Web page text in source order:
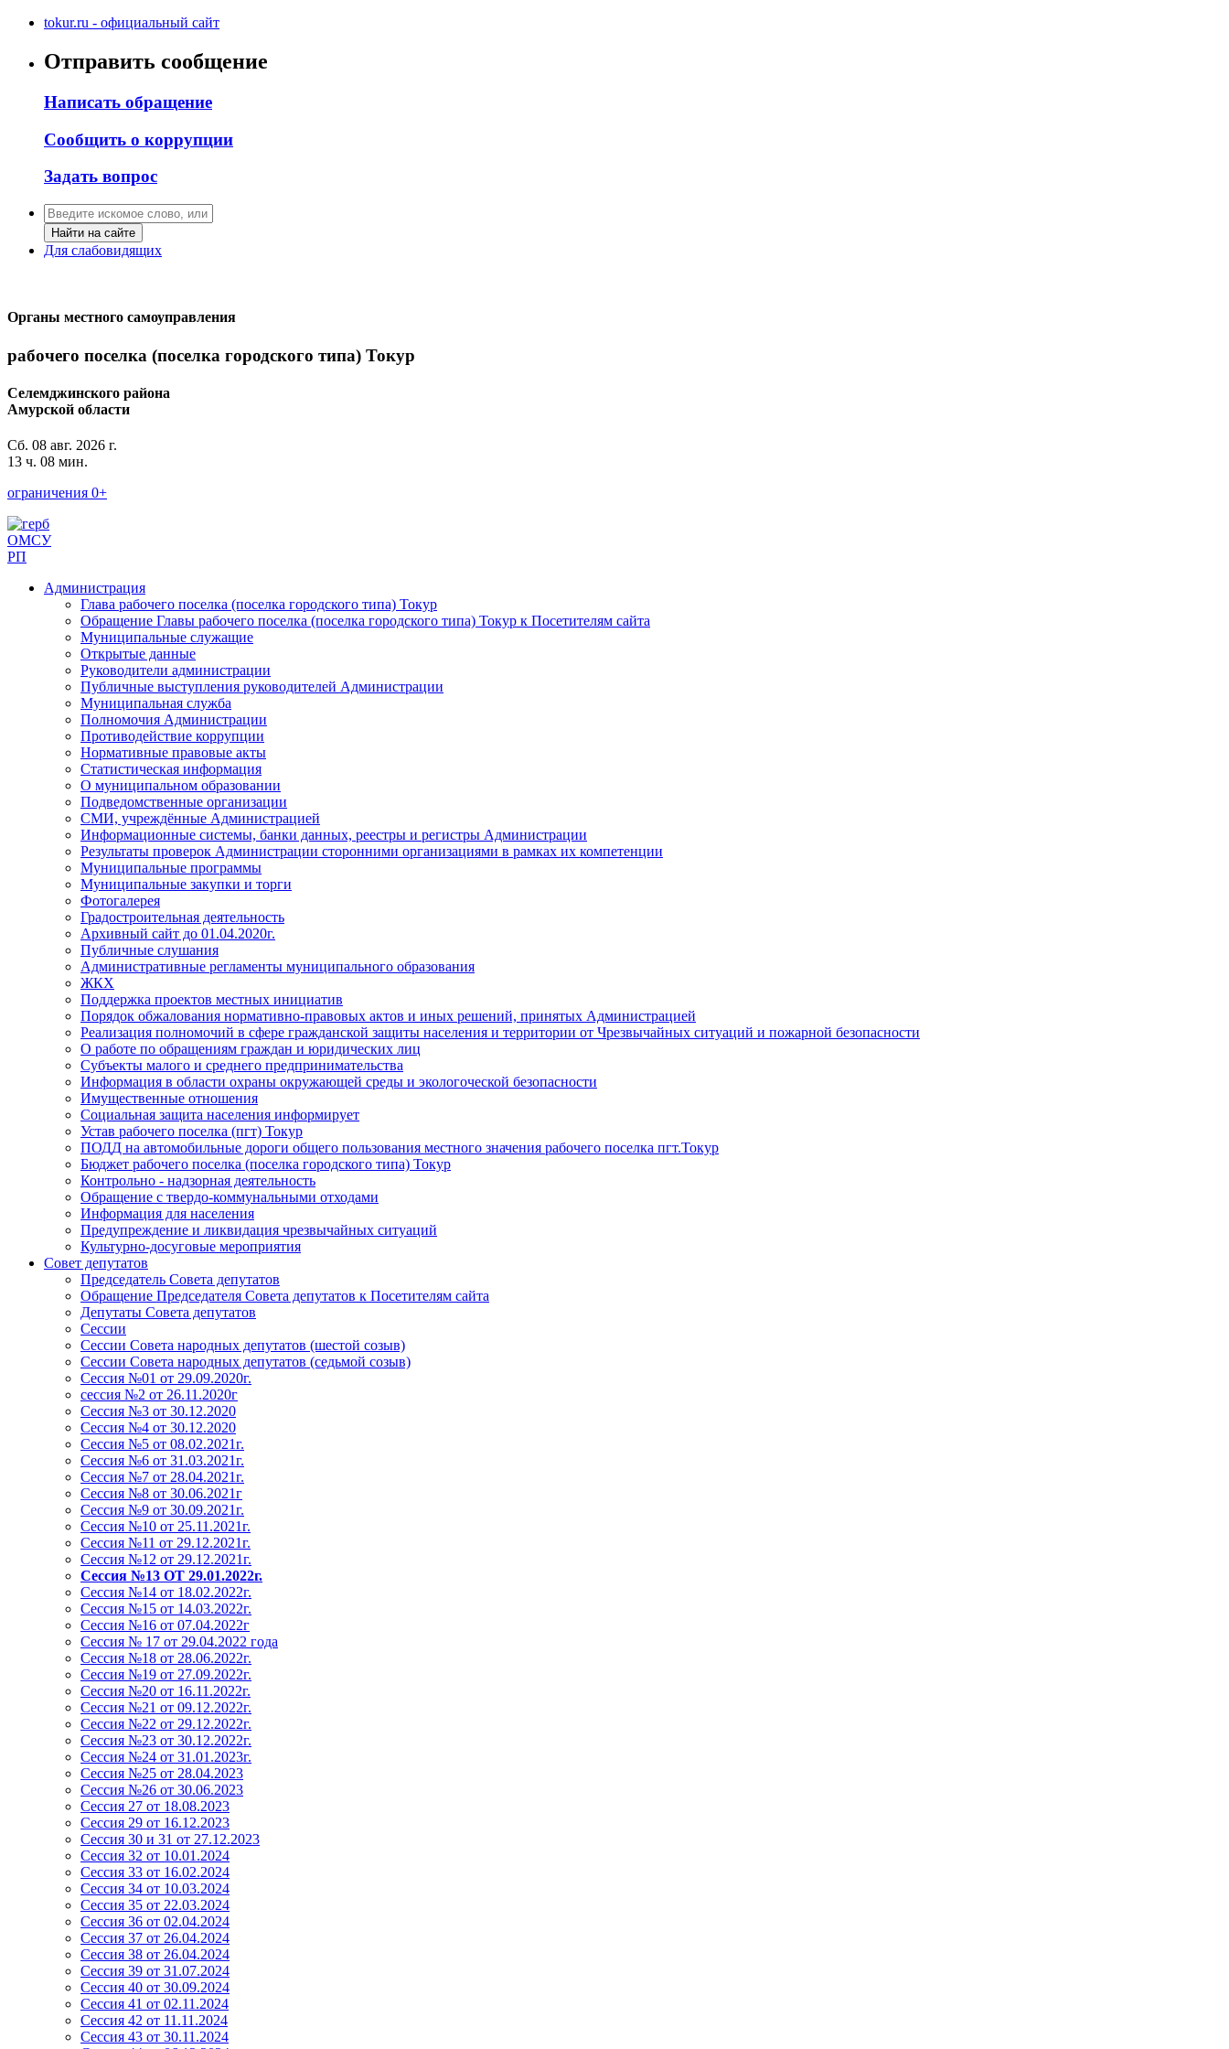
tokur.ru - официальный сайт
Отправить сообщение
Написать обращение
Сообщить о коррупции
Задать вопрос
Найти на сайте
Для слабовидящих
Органы местного самоуправления
рабочего поселка (поселка городского типа) Токур
Селемджинского района
Амурской области
Сб. 08 авг. 2026 г.
13 ч. 08 мин.
ограничения 0+
ОМСУ
РП
Администрация
Глава рабочего поселка (поселка городского типа) Токур
Обращение Главы рабочего поселка (поселка городского типа) Токур к Посетителям сайта
Муниципальные служащие
Открытые данные
Руководители администрации
Публичные выступления руководителей Администрации
Муниципальная служба
Полномочия Администрации
Противодействие коррупции
Нормативные правовые акты
Статистическая информация
О муниципальном образовании
Подведомственные организации
СМИ, учреждённые Администрацией
Информационные системы, банки данных, реестры и регистры Администрации
Результаты проверок Администрации сторонними организациями в рамках их компетенции
Муниципальные программы
Муниципальные закупки и торги
Фотогалерея
Градостроительная деятельность
Архивный сайт до 01.04.2020г.
Публичные слушания
Административные регламенты муниципального образования
ЖКХ
Поддержка проектов местных инициатив
Порядок обжалования нормативно-правовых актов и иных решений, принятых Администрацией
Реализация полномочий в сфере гражданской защиты населения и территории от Чрезвычайных ситуаций и пожарной безопасности
О работе по обращениям граждан и юридических лиц
Субъекты малого и среднего предпринимательства
Информация в области охраны окружающей среды и экологоческой безопасности
Имущественные отношения
Социальная защита населения информирует
Устав рабочего поселка (пгт) Токур
ПОДД на автомобильные дороги общего пользования местного значения рабочего поселка пгт.Токур
Бюджет рабочего поселка (поселка городского типа) Токур
Контрольно - надзорная деятельность
Обращение с твердо-коммунальными отходами
Информация для населения
Предупреждение и ликвидация чрезвычайных ситуаций
Культурно-досуговые мероприятия
Совет депутатов
Председатель Совета депутатов
Обращение Председателя Совета депутатов к Посетителям сайта
Депутаты Совета депутатов
Сессии
Сессии Совета народных депутатов (шестой созыв)
Сессии Совета народных депутатов (седьмой созыв)
Сессия №01 от 29.09.2020г.
сессия №2 от 26.11.2020г
Сессия №3 от 30.12.2020
Сессия №4 от 30.12.2020
Сессия №5 от 08.02.2021г.
Сессия №6 от 31.03.2021г.
Сессия №7 от 28.04.2021г.
Сессия №8 от 30.06.2021г
Сессия №9 от 30.09.2021г.
Сессия №10 от 25.11.2021г.
Сессия №11 от 29.12.2021г.
Сессия №12 от 29.12.2021г.
Сессия №13 ОТ 29.01.2022г.
Сессия №14 от 18.02.2022г.
Сессия №15 от 14.03.2022г.
Сессия №16 от 07.04.2022г
Сессия № 17 от 29.04.2022 года
Сессия №18 от 28.06.2022г.
Сессия №19 от 27.09.2022г.
Сессия №20 от 16.11.2022г.
Сессия №21 от 09.12.2022г.
Сессия №22 от 29.12.2022г.
Сессия №23 от 30.12.2022г.
Сессия №24 от 31.01.2023г.
Сессия №25 от 28.04.2023
Сессия №26 от 30.06.2023
Сессия 27 от 18.08.2023
Сессия 29 от 16.12.2023
Сессия 30 и 31 от 27.12.2023
Сессия 32 от 10.01.2024
Сессия 33 от 16.02.2024
Сессия 34 от 10.03.2024
Сессия 35 от 22.03.2024
Сессия 36 от 02.04.2024
Сессия 37 от 26.04.2024
Сессия 38 от 26.04.2024
Сессия 39 от 31.07.2024
Сессия 40 от 30.09.2024
Сессия 41 от 02.11.2024
Сессия 42 от 11.11.2024
Сессия 43 от 30.11.2024